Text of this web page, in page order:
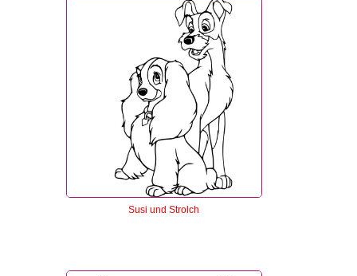
Susi und Strolch